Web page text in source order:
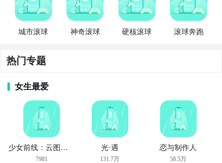
城市滚球 神奇滚球 硬核滚球 滚球奔跑
热门专题
女生最爱
少女前线：云图计划
7981
光·遇
131.7万
恋与制作人
58.5万